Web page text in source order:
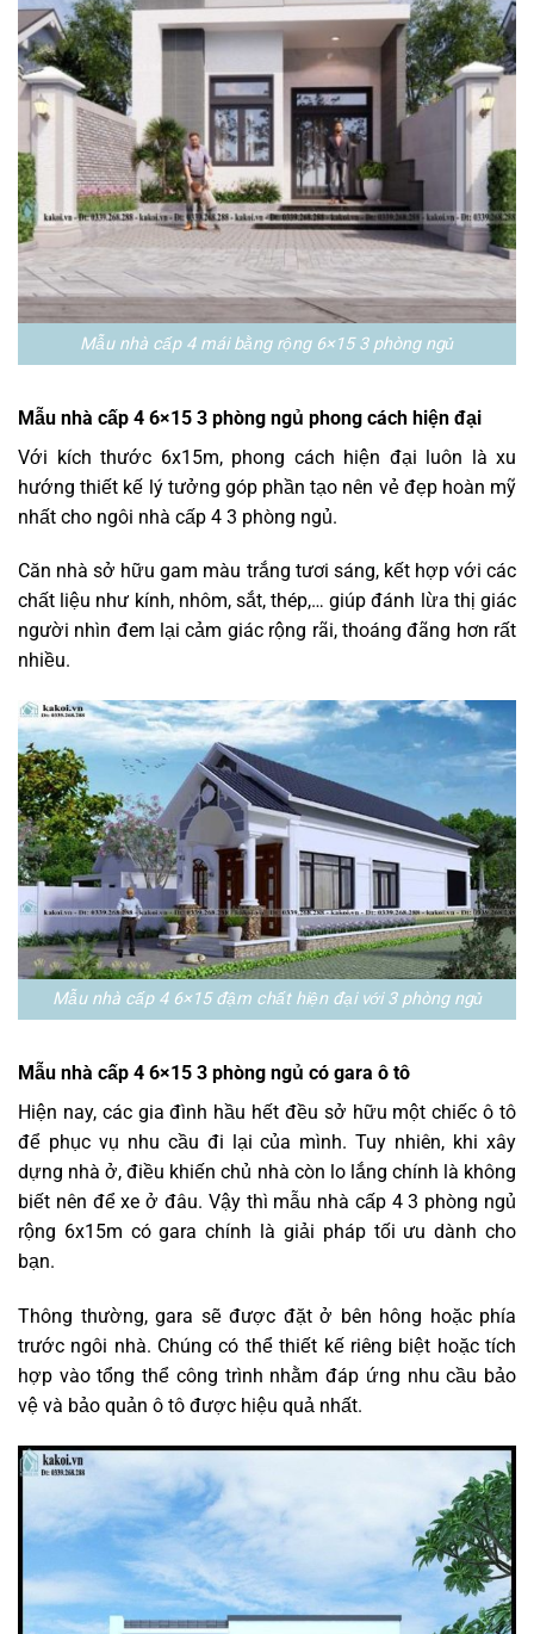
Mẫu nhà cấp 4 mái bằng rộng 6×15 3 phòng ngủ
Mẫu nhà cấp 4 6×15 3 phòng ngủ phong cách hiện đại
Với kích thước 6x15m, phong cách hiện đại luôn là xu
hướng thiết kế lý tưởng góp phần tạo nên vẻ đẹp hoàn mỹ
nhất cho ngôi nhà cấp 4 3 phòng ngủ.
Căn nhà sở hữu gam màu trắng tươi sáng, kết hợp với các
chất liệu như kính, nhôm, sắt, thép,… giúp đánh lừa thị giác
người nhìn đem lại cảm giác rộng rãi, thoáng đãng hơn rất
nhiều.
Mẫu nhà cấp 4 6×15 đậm chất hiện đại với 3 phòng ngủ
Mẫu nhà cấp 4 6×15 3 phòng ngủ có gara ô tô
Hiện nay, các gia đình hầu hết đều sở hữu một chiếc ô tô
để phục vụ nhu cầu đi lại của mình. Tuy nhiên, khi xây
dựng nhà ở, điều khiến chủ nhà còn lo lắng chính là không
biết nên để xe ở đâu. Vậy thì mẫu nhà cấp 4 3 phòng ngủ
rộng 6x15m có gara chính là giải pháp tối ưu dành cho
bạn.
Thông thường, gara sẽ được đặt ở bên hông hoặc phía
trước ngôi nhà. Chúng có thể thiết kế riêng biệt hoặc tích
hợp vào tổng thể công trình nhằm đáp ứng nhu cầu bảo
vệ và bảo quản ô tô được hiệu quả nhất.